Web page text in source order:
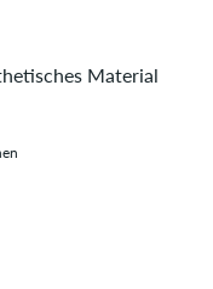
Material